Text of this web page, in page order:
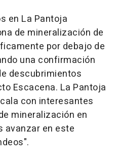
en La Pantoja
de mineralización de
por debajo de
una confirmación
descubrimientos
Escacena. La Pantoja
con interesantes
mineralización en
avanzar en este